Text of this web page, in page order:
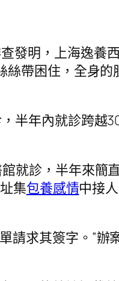
發明，上海逸養
帶困住，全身
半年內就診跨越
就診，半年來簡
址集包養感情中接
請求其簽字。”辦